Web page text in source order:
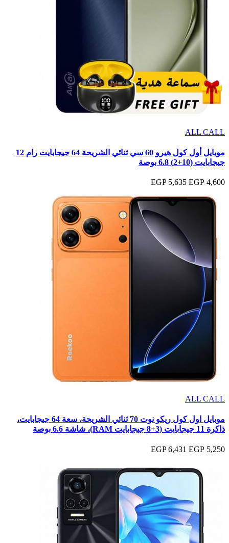
ALL CALL
موبايل أول كول هيرو 60 سي ثنائي الشريحة 64 جيجابايت رام 12
جيجابايت (10+2) 6.8 بوصة
4,600 EGP
5,635 EGP
ALL CALL
موبايل اول كول ريكو نوت 70 ثنائي الشريحة، سعة 64 جيجابايت،
ذاكرة 11 جيجابايت (3+8 جيجابايت RAM)، شاشة 6.6 بوصة
5,250 EGP
6,431 EGP